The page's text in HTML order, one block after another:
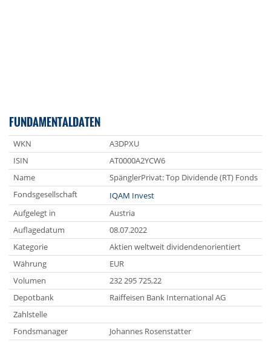
FUNDAMENTALDATEN
WKN
A3DPXU
ISIN
AT0000A2YCW6
Name
SpänglerPrivat: Top Dividende (RT) Fonds
Fondsgesellschaft
IQAM Invest
Aufgelegt in
Austria
Auflagedatum
08.07.2022
Kategorie
Aktien weltweit dividendenorientiert
Währung
EUR
Volumen
232 295 725,22
Depotbank
Raiffeisen Bank International AG
Zahlstelle
Fondsmanager
Johannes Rosenstatter